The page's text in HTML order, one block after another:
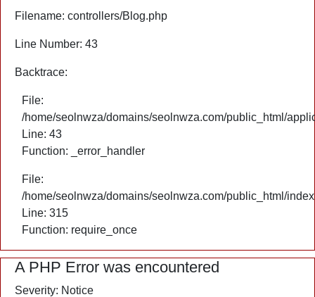
Filename: controllers/Blog.php
Line Number: 43
Backtrace:
File:
/home/seolnwza/domains/seolnwza.com/public_html/
Line: 43
Function: _error_handler
File:
/home/seolnwza/domains/seolnwza.com/public_html/
Line: 315
Function: require_once
A PHP Error was encountered
Severity: Notice